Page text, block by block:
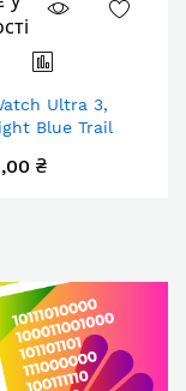
Ultra 3,
Blue Trail
₴